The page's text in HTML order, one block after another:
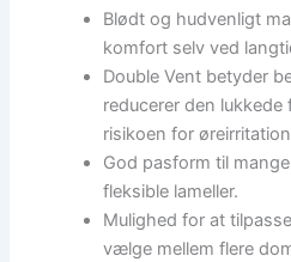
Blødt og hudvenligt
komfort selv ved
Double Vent betyder
reducerer den
risikoen for
God pasform til
fleksible lameller.
Mulighed for at
vælge mellem flere